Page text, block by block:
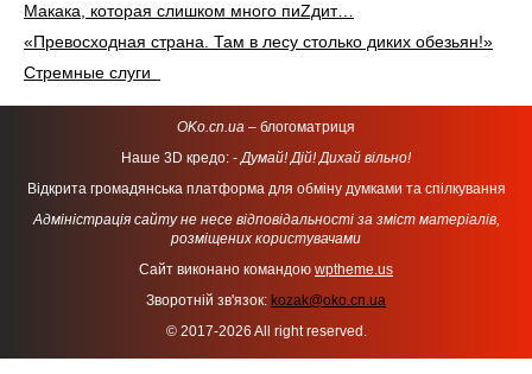
Макака, которая слишком много пиZдит…
«Превосходная страна. Там в лесу столько диких обезьян!»
Стремные слуги
OKo.cn.ua – блогоматриця
Наше 3D кредо: -Думай! Дій! Дихай вільно!
Відкрита громадянська платформа для обміну думками та спілкування
Адміністрація сайту не несе відповідальності за зміст матеріалів,
розміщених користувачами
Сайт виконано командою wptheme.us
Зворотній зв'язок: kozak@oko.cn.ua
© 2017-2026 All right reserved.